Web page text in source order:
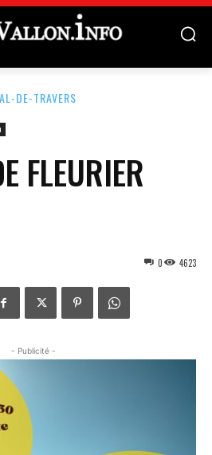
DE-TRAVERS
FLEURIER
4623
0
- Publicité -